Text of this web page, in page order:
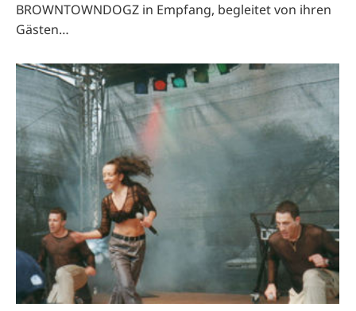
BROWNTOWNDOGZ in Empfang, begleitet von ihren
Gästen…